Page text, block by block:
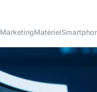
MarketingMatériel